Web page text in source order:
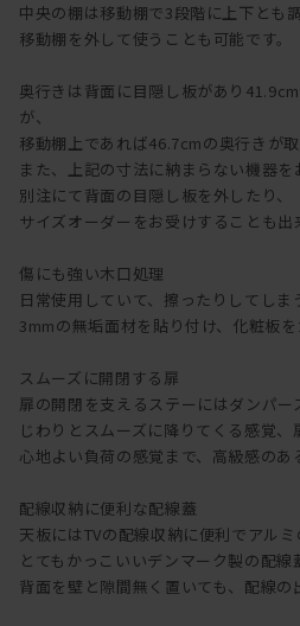
中央の棚は移動棚で3段階に上下とも調
移動棚を外して使うことも可能です。
奥行きは背面に目隠し板があり
が、
移動棚上であれば46.7cmの奥行きが取
また、上記の寸法に納まらない機器を
別注にて背面の目隠し板を外したり、
サイズオーダーをお受けすることも出
傷にも強い木口処理
日常使用していて、擦ったりしてしま
3mmの無垢面材を貼り付け、化粧板を
スムーズに開閉する扉
扉の開閉を支えるステーにはダンパー
じわりとスムーズに降りてくる感覚
心地よい負荷の感覚まで、高級感のあ
配線収納に便利な配線蓋
天板にはTVの配線収納に便利でアル
とてもかっこいいデンマーク製の配線
背面を壁と隙間無く置いても、配線の